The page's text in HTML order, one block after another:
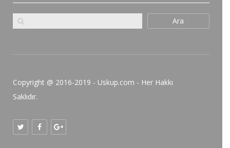
Ara
Copyright @ 2016-2019 - Uskup.com - Her Hakkı
Saklıdır.